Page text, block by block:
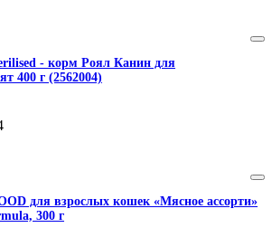
- корм Роял Канин для
400 г (2562004)
для взрослых кошек «Мясное ассорти»
300 г